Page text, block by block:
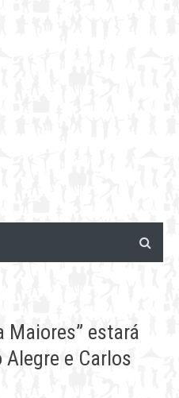
Maiores” estará
e Carlos